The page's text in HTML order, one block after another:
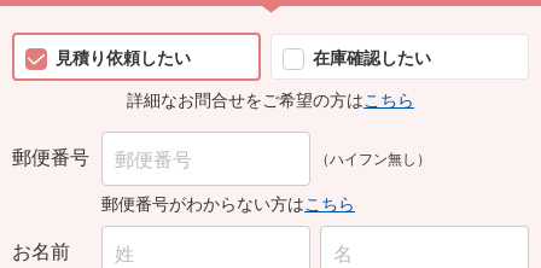
見積り依頼したい
在庫確認したい
詳細なお問合せをご希望の方はこちら
郵便番号 （ハイフン無し）
郵便番号がわからない方はこちら
お名前